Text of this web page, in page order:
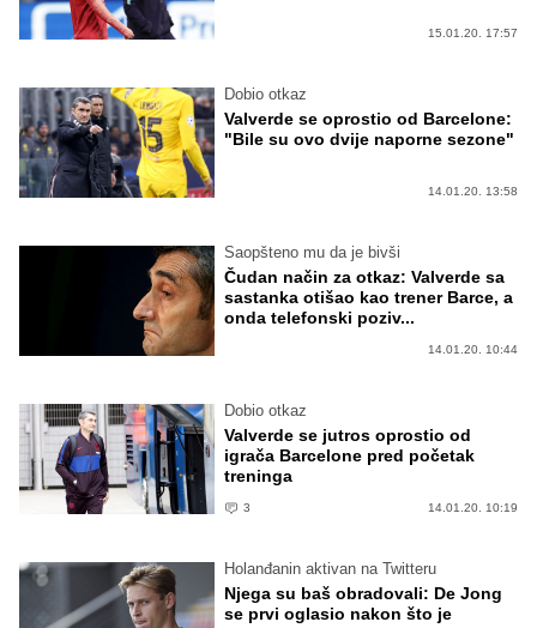
15.01.20. 17:57
Dobio otkaz
Valverde se oprostio od Barcelone:
"Bile su ovo dvije naporne sezone"
14.01.20. 13:58
Saopšteno mu da je bivši
Čudan način za otkaz: Valverde sa
sastanka otišao kao trener Barce, a
onda telefonski poziv...
14.01.20. 10:44
Dobio otkaz
Valverde se jutros oprostio od
igrača Barcelone pred početak
treninga
3 14.01.20. 10:19
Holanđanin aktivan na Twitteru
Njega su baš obradovali: De Jong
se prvi oglasio nakon što je